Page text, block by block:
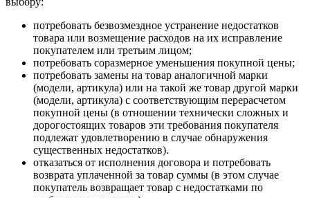
потребовать безвозмездное устранение недостатков
товара или возмещение расходов на их исправление
покупателем или третьим лицом;
потребовать соразмерное уменьшения покупной цены;
потребовать замены на товар аналогичной марки
(модели, артикула) или на такой же товар другой марки
(модели, артикула) с соответствующим перерасчетом
покупной цены (в отношении технически сложных и
дорогостоящих товаров эти требования покупателя
подлежат удовлетворению в случае обнаружения
существенных недостатков).
отказаться от исполнения договора и потребовать
возврата уплаченной за товар суммы (в этом случае
покупатель возвращает товар с недостатками по